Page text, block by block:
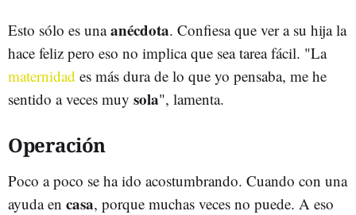
Esto sólo es unaanécdota. Confiesa que ver a su hija la
hace feliz pero eso no implica que sea tarea fácil. "La
maternidad es más dura de lo que yo pensaba, me he
sentido a veces muy sola", lamenta.
Operación
Poco a poco se ha ido acostumbrando. Cuando con una
ayuda en casa, porque muchas veces no puede. A eso